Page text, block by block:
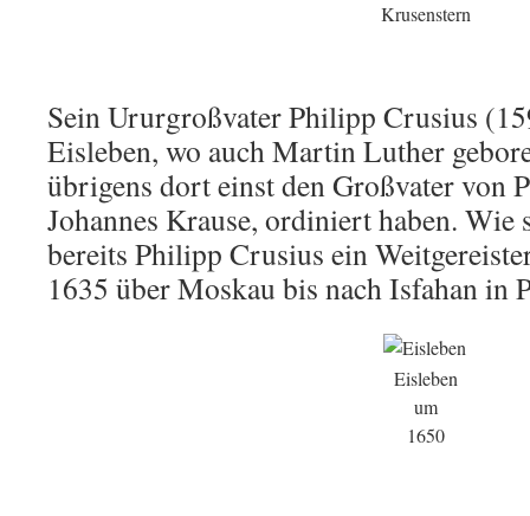
Krusenstern
Sein Ururgroßvater Philipp Crusius
Eisleben, wo auch Martin Luther
übrigens dort einst den Großvater von
Johannes Krause, ordiniert haben. Wie
bereits Philipp Crusius ein
1635 über Moskau bis nach Isfahan in
Eisleben
um
1650